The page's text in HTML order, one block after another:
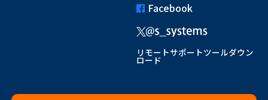
Facebook
リモートサポートツールダウン
ロード